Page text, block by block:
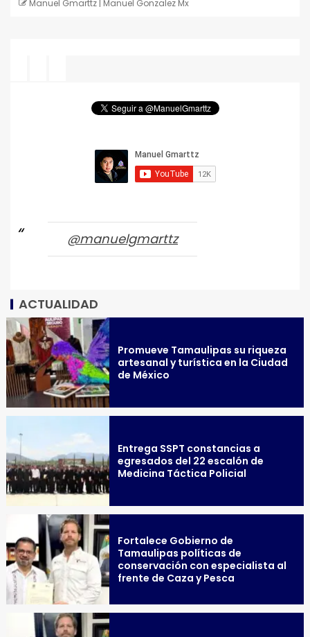
Manuel Gmarttz | Manuel Gonzalez Mx
@manuelgmarttz
ACTUALIDAD
Promueve Tamaulipas su riqueza
artesanal y turística en la Ciudad
de México
Entrega SSPT constancias a
egresados del 22 escalón de
Medicina Táctica Policial
Fortalece Gobierno de
Tamaulipas políticas de
conservación con especialista al
frente de Caza y Pesca